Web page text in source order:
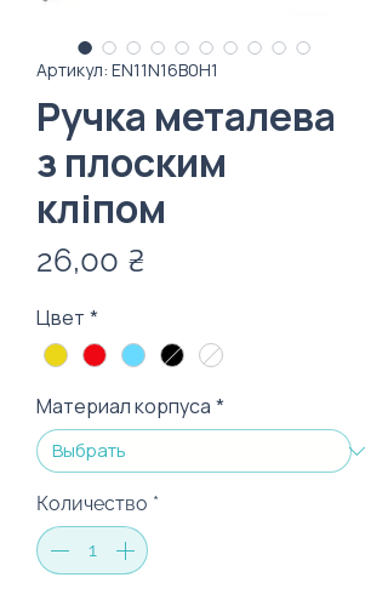
Артикул: EN11N16B0H1
Ручка металева
з плоским
кліпом
26,00 ₴
Цвет *
Материал корпуса *
Количество *